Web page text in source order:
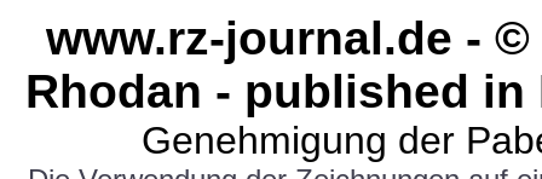
www.rz-journal.de -
Rhodan - published in
Genehmigung der